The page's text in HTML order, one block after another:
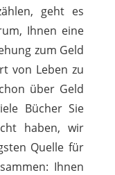
geht es
Ihnen eine
zum Geld
von Leben zu
über Geld
Bücher Sie
haben, wir
Quelle für
Ihnen